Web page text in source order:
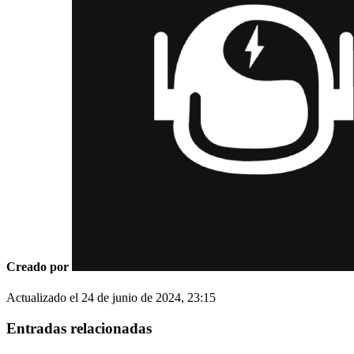
Creado por
Actualizado el 24 de junio de 2024, 23:15
Entradas relacionadas